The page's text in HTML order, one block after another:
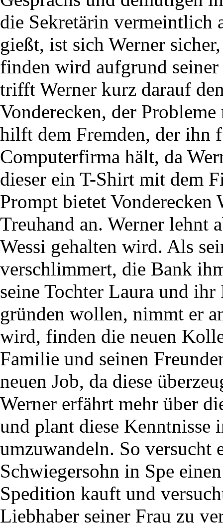
die Sekretärin vermeintlich
gießt, ist sich Werner
finden wird aufgrund
trifft Werner kurz darauf
Vonderecken, der
hilft dem Fremden, der ihn
Computerfirma hält, da
dieser ein T-Shirt mit dem
Prompt bietet Vonderecken
Treuhand an. Werner lehnt
Wessi gehalten wird. Als
verschlimmert, die Bank
seine Tochter Laura und
gründen wollen, nimmt er
wird, finden die neuen
Familie und seinen
neuen Job, da diese
Werner erfährt mehr über
und plant diese Kenntnisse
umzuwandeln. So versucht
Schwiegersohn in Spe
Spedition kauft und
Liebhaber seiner Frau zu